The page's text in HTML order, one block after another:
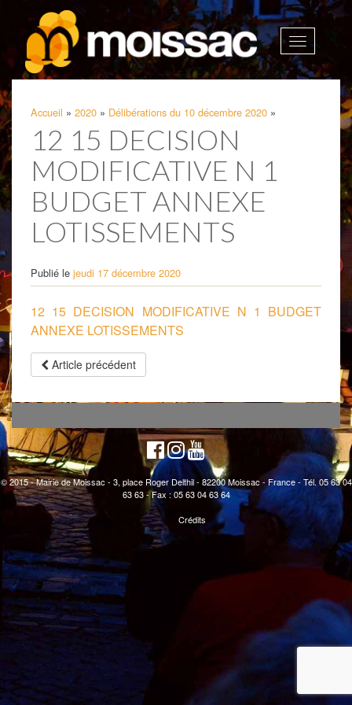
Afficher
la
Accueil » 2020 » Délibérations du 10 décembre 2020 »
12 15 DECISION
MODIFICATIVE N 1
BUDGET ANNEXE
LOTISSEMENTS
Publié le jeudi 17 décembre 2020
12 15 DECISION MODIFICATIVE N 1 BUDGET
ANNEXE LOTISSEMENTS
Article précédent
© 2015 - Mairie de Moissac - 3, place Roger Delthil - 82200 Moissac - France - Tél. 05 63 04
63 63 - Fax : 05 63 04 63 64
Crédits